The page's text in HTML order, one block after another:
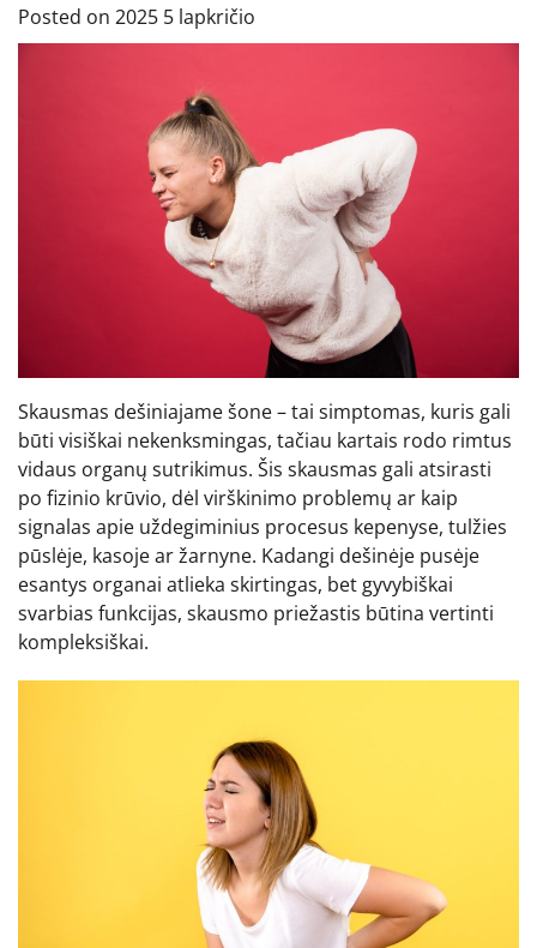
Posted on 2025 5 lapkričio
Skausmas dešiniajame šone – tai simptomas, kuris gali
būti visiškai nekenksmingas, tačiau kartais rodo rimtus
vidaus organų sutrikimus. Šis skausmas gali atsirasti
po fizinio krūvio, dėl virškinimo problemų ar kaip
signalas apie uždegiminius procesus kepenyse, tulžies
pūslėje, kasoje ar žarnyne. Kadangi dešinėje pusėje
esantys organai atlieka skirtingas, bet gyvybiškai
svarbias funkcijas, skausmo priežastis būtina vertinti
kompleksiškai.